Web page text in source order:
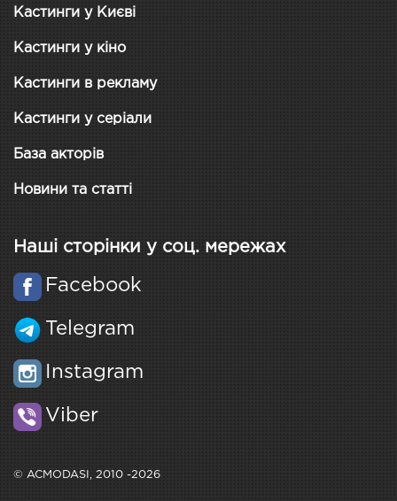
Кастинги у Києві
Кастинги у кіно
Кастинги в рекламу
Кастинги у серіали
База акторів
Новини та статті
Наші сторінки у соц. мережах
Facebook
Telegram
Instagram
Viber
© ACMODASI, 2010 -2026